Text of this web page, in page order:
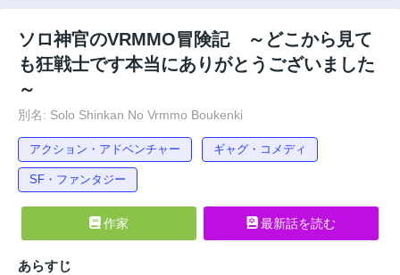
ソロ神官のVRMMO冒険記 ～どこから見て
も狂戦士です本当にありがとうございました
～
別名: Solo Shinkan No Vrmmo Boukenki
アクション・アドベンチャー ギャグ・コメディ
SF・ファンタジー
作家 最新話を読む
あらすじ